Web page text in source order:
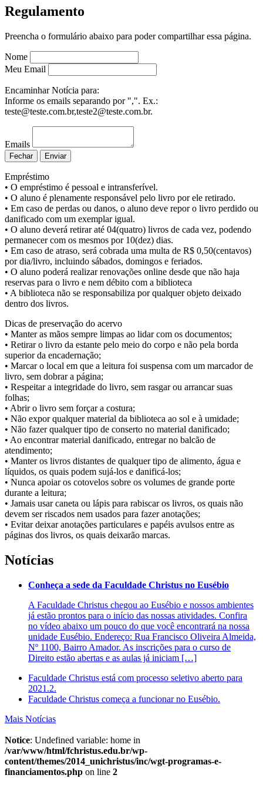
Regulamento
Preencha o formulário abaixo para poder compartilhar essa página.
Nome
Meu Email
Encaminhar Notícia para:
Informe os emails separando por ",". Ex.:
teste@teste.com.br,teste2@teste.com.br.
Emails
Fechar Enviar
Empréstimo
• O empréstimo é pessoal e intransferível.
• O aluno é plenamente responsável pelo livro por ele retirado.
• Em caso de perdas ou danos, o aluno deve repor o livro perdido ou
danificado com um exemplar igual.
• O aluno deverá retirar até 04(quatro) livros de cada vez, podendo
permanecer com os mesmos por 10(dez) dias.
• Em caso de atraso, será cobrada uma multa de R$ 0,50(centavos)
por dia/livro, incluindo sábados, domingos e feriados.
• O aluno poderá realizar renovações online desde que não haja
reservas para o livro e nem débito com a biblioteca
• A biblioteca não se responsabiliza por qualquer objeto deixado
dentro dos livros.
Dicas de preservação do acervo
• Manter as mãos sempre limpas ao lidar com os documentos;
• Retirar o livro da estante pelo meio do corpo e não pela borda
superior da encadernação;
• Marcar o local em que a leitura foi suspensa com um marcador de
livro, sem dobrar a página;
• Respeitar a integridade do livro, sem rasgar ou arrancar suas
folhas;
• Abrir o livro sem forçar a costura;
• Não expor qualquer material da biblioteca ao sol e à umidade;
• Não fazer qualquer tipo de conserto no material danificado;
• Ao encontrar material danificado, entregar no balcão de
atendimento;
• Manter os livros distantes de qualquer tipo de alimento, água e
líquidos, os quais podem sujá-los e danificá-los;
• Nunca apoiar os cotovelos sobre os volumes de grande porte
durante a leitura;
• Jamais usar caneta ou lápis para rabiscar os livros, os quais não
devem ser riscados nem usados para fazer anotações;
• Evitar deixar anotações particulares e papéis avulsos entre as
páginas dos livros, os quais deixarão marcas.
Notícias
Conheça a sede da Faculdade Christus no Eusébio
A Faculdade Christus chegou ao Eusébio e nossos ambientes
já estão prontos para o início das nossas atividades. Confira
no vídeo abaixo um pouco do que você encontrará na nossa
unidade Eusébio. Endereço: Rua Francisco Oliveira Almeida,
Nº 1100, Bairro Amador. As inscrições para o curso de
Direito estão abertas e as aulas já iniciam […]
Faculdade Christus está com processo seletivo aberto para
2021.2.
Faculdade Christus começa a funcionar no Eusébio.
Mais Notícias
Notice: Undefined variable: home in
/var/www/html/fchristus.edu.br/wp-
content/themes/2014_unichristus/inc/wgt-programas-e-
financiamentos.php on line 2